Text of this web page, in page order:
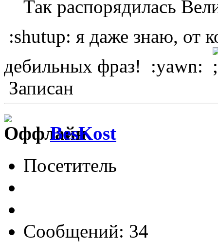
Так распорядилась
:shutup: я даже знаю, от
дебильных фраз! :yawn:
Записан
BesKost
Посетитель
Сообщений: 34